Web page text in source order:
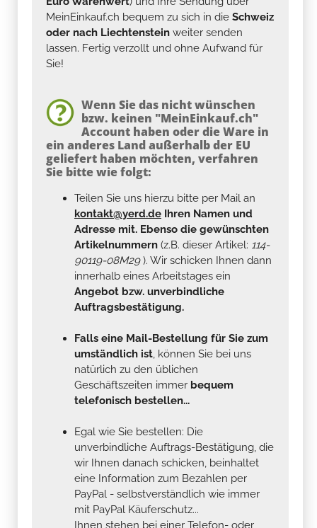
MeinEinkauf.ch bequem zu sich in die Schweiz
oder nach Liechtenstein weiter senden
lassen. Fertig verzollt und ohne Aufwand für
Sie!
Wenn Sie das nicht wünschen
bzw. keinen "MeinEinkauf.ch"
Account haben oder die Ware in
ein anderes Land außerhalb der EU
geliefert haben möchten, verfahren
Sie bitte wie folgt:
Teilen Sie uns hierzu bitte per Mail an
kontakt@yerd.de Ihren Namen und
Adresse mit. Ebenso die gewünschten
Artikelnummern (z.B. dieser Artikel: 114-
90119-08M29). Wir schicken Ihnen dann
innerhalb eines Arbeitstages ein
Angebot bzw. unverbindliche
Auftragsbestätigung.
Falls eine Mail-Bestellung für Sie zum
umständlich ist, können Sie bei uns
natürlich zu den üblichen
Geschäftszeiten immer bequem
telefonisch bestellen...
Egal wie Sie bestellen: Die
unverbindliche Auftrags-Bestätigung, die
wir Ihnen danach schicken, beinhaltet
eine Information zum Bezahlen per
PayPal - selbstverständlich wie immer
mit PayPal Käuferschutz...
Ihnen stehen bei einer Telefon- oder